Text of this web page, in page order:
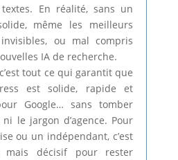
En réalité, sans un
même les meilleurs
ou mal compris
IA de recherche.
tout ce qui garantit que
est solide, rapide et
Google… sans tomber
le jargon d’agence. Pour
ou un indépendant, c’est
décisif pour rester